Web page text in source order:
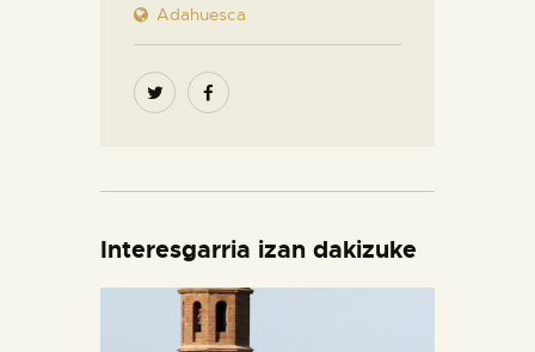
Adahuesca
Interesgarria izan dakizuke